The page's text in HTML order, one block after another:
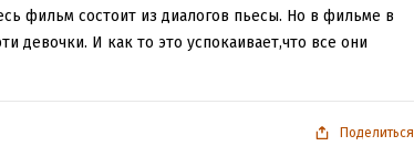
фильм состоит из диалогов пьесы. Но в фильме в
девочки. И как то это успокаивает,что все они
Поделиться